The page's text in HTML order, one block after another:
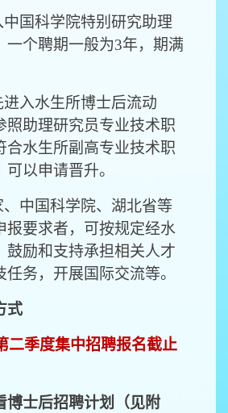
国科学院特别研究助理
一个聘期一般为3年，期满
入水生所博士后流动
照助理研究员专业技术职
合水生所副高专业技术职
以申请晋升。
中国科学院、湖北省等
报要求者，可按规定经水
鼓励和支持承担相关人才
务，开展国际交流等。
式
二季度集中招聘报名截止
博士后招聘计划（见附